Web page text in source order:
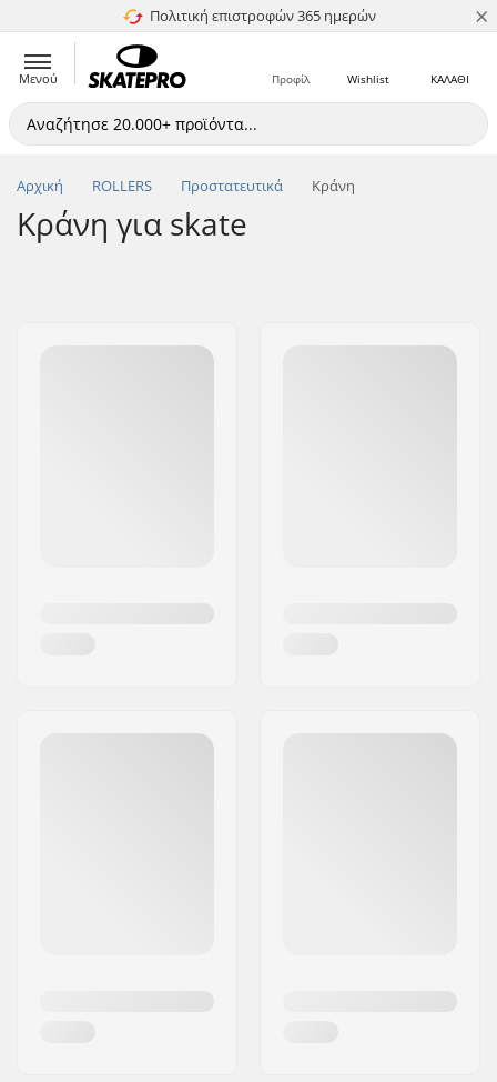
Πολιτική επιστροφών 365 ημερών
4.8 στα 5 ×
Μενού ΚΑΛΑΘΙ
Wishlist
Προφίλ
Αρχική ROLLERS Προστατευτικά Κράνη
Κράνη για skate